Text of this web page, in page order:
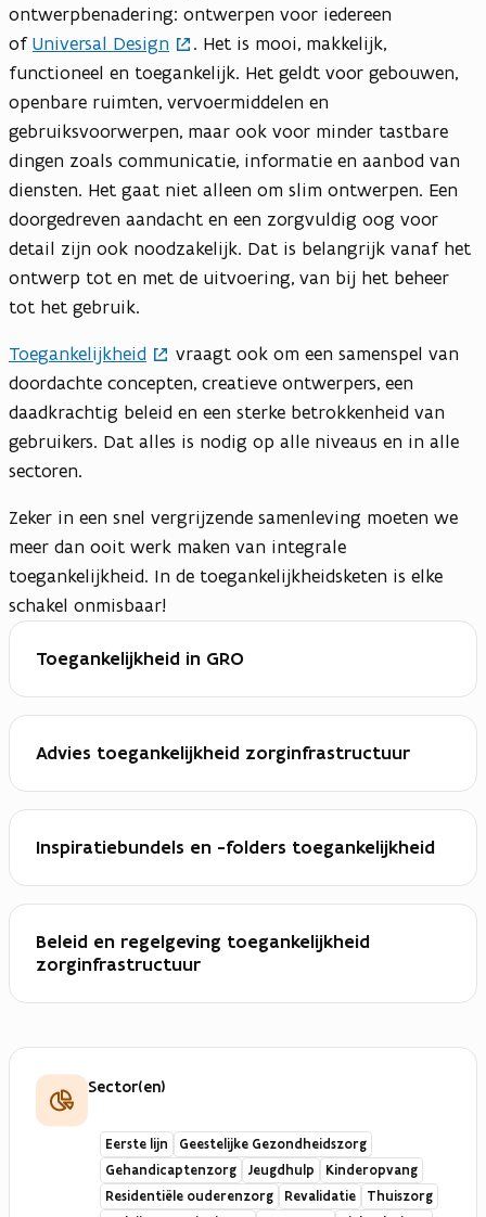
ontwerpbenadering: ontwerpen voor iedereen
ofUniversal Design
. Het is mooi, makkelijk,
functioneel en toegankelijk. Het geldt voor gebouwen,
openbare ruimten, vervoermiddelen en
gebruiksvoorwerpen, maar ook voor minder tastbare
dingen zoals communicatie, informatie en aanbod van
diensten. Het gaat niet alleen om slim ontwerpen. Een
doorgedreven aandacht en een zorgvuldig oog voor
detail zijn ook noodzakelijk. Dat is belangrijk vanaf het
ontwerp tot en met de uitvoering, van bij het beheer
tot het gebruik.
Toegankelijkheid
vraagt ook om een samenspel van
doordachte concepten, creatieve ontwerpers, een
daadkrachtig beleid en een sterke betrokkenheid van
gebruikers. Dat alles is nodig op alle niveaus en in alle
sectoren.
Zeker in een snel vergrijzende samenleving moeten we
meer dan ooit werk maken van integrale
toegankelijkheid. In de toegankelijkheidsketen is elke
schakel onmisbaar!
Toegankelijkheid in GRO
Advies toegankelijkheid zorginfrastructuur
Inspiratiebundels en -folders toegankelijkheid
Beleid en regelgeving toegankelijkheid
zorginfrastructuur
Sector(en)
Eerste lijn
Geestelijke Gezondheidszorg
Gehandicaptenzorg
Jeugdhulp
Kinderopvang
Residentiële ouderenzorg
Revalidatie
Thuiszorg